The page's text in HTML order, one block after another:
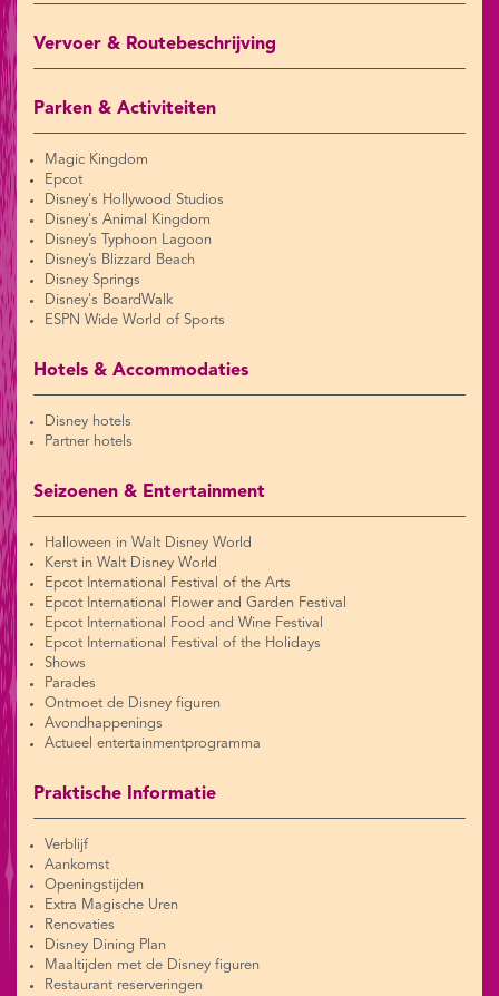
Vervoer & Routebeschrijving
Parken & Activiteiten
Magic Kingdom
Epcot
Disney's Hollywood Studios
Disney's Animal Kingdom
Disney’s Typhoon Lagoon
Disney’s Blizzard Beach
Disney Springs
Disney's BoardWalk
ESPN Wide World of Sports
Hotels & Accommodaties
Disney hotels
Partner hotels
Seizoenen & Entertainment
Halloween in Walt Disney World
Kerst in Walt Disney World
Epcot International Festival of the Arts
Epcot International Flower and Garden Festival
Epcot International Food and Wine Festival
Epcot International Festival of the Holidays
Shows
Parades
Ontmoet de Disney figuren
Avondhappenings
Actueel entertainmentprogramma
Praktische Informatie
Verblijf
Aankomst
Openingstijden
Extra Magische Uren
Renovaties
Disney Dining Plan
Maaltijden met de Disney figuren
Restaurant reserveringen